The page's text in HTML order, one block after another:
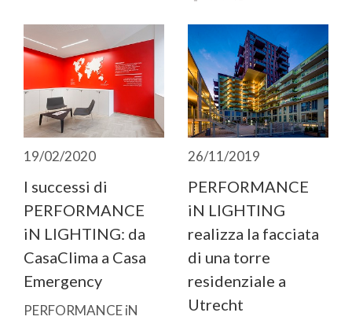
19/02/2020
I successi di
PERFORMANCE
iN LIGHTING: da
CasaClima a Casa
Emergency
PERFORMANCE iN
26/11/2019
PERFORMANCE
iN LIGHTING
realizza la facciata
di una torre
residenziale a
Utrecht